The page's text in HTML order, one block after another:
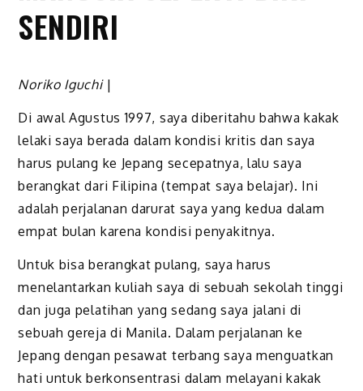
SENDIRI
Noriko Iguchi |
Di awal Agustus 1997, saya diberitahu bahwa kakak
lelaki saya berada dalam kondisi kritis dan saya
harus pulang ke Jepang secepatnya, lalu saya
berangkat dari Filipina (tempat saya belajar). Ini
adalah perjalanan darurat saya yang kedua dalam
empat bulan karena kondisi penyakitnya.
Untuk bisa berangkat pulang, saya harus
menelantarkan kuliah saya di sebuah sekolah tinggi
dan juga pelatihan yang sedang saya jalani di
sebuah gereja di Manila. Dalam perjalanan ke
Jepang dengan pesawat terbang saya menguatkan
hati untuk berkonsentrasi dalam melayani kakak